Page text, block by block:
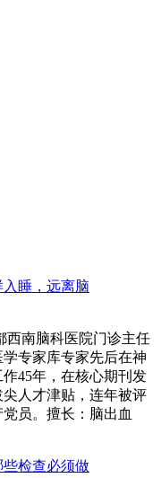
睡，远离脑
西南脑科医院门诊主任
专家库专家先后在神
45年，在核心期刊发
人才津贴，连年被评
员。擅长：脑出血
检查必须做